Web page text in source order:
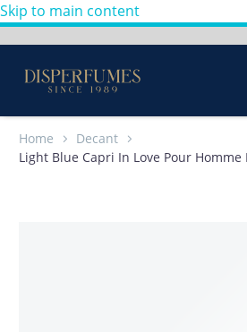
Skip to main content
Home
Decant
Light Blue Capri In Love Pour Homme